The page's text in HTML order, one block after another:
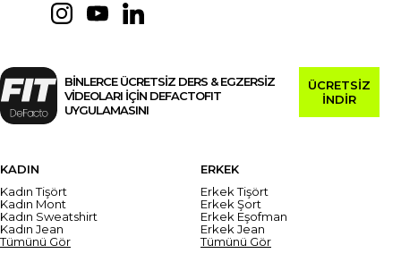
BİNLERCE ÜCRETSİZ DERS & EGZERSİZ
VİDEOLARI İÇİN DEFACTOFIT
UYGULAMASINI
ÜCRETSİZ
İNDİR
KADIN
Kadın Tişört
Kadın Mont
Kadın Sweatshirt
Kadın Jean
Tümünü Gör
ERKEK
Erkek Tişört
Erkek Şort
Erkek Eşofman
Erkek Jean
Tümünü Gör